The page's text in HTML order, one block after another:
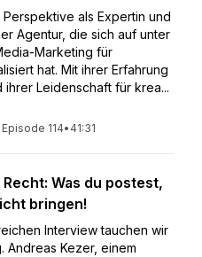
als Expertin und
Agentur, die sich auf unter
Marketing für
hat. Mit ihrer Erfahrung
ihrer Leidenschaft für krea...
Episode 114• 41:31
Recht: Was du postest,
bringen!
Interview tauchen wir
Andreas Kezer, einem